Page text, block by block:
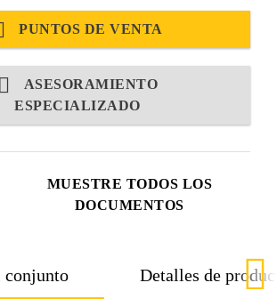
MUESTRE TODOS LOS
DOCUMENTOS
PUNTOS DE VENTA
ASESORAMIENTO
ESPECIALIZADO
conjunto Detalles de